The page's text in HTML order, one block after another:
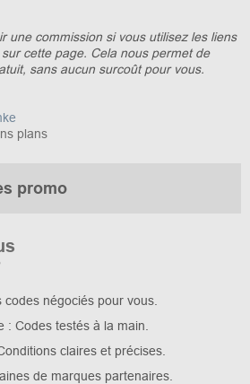
une commission si vous utilisez les liens
cette page. Cela nous permet de
sans aucun surcoût pour vous.
plans
promo
négociés pour vous.
: Codes testés à la main.
claires et précises.
de marques partenaires.